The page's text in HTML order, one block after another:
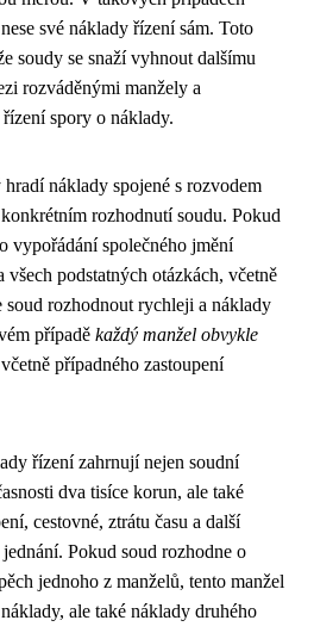
své náklady řízení sám. Toto
soudy se snaží vyhnout dalšímu
rozváděnými manžely a
spory o náklady.
náklady spojené s rozvodem
rozhodnutí soudu. Pokud
vypořádání společného jmění
všech podstatných otázkách, včetně
soud rozhodnout rychleji a náklady
případě každý manžel obvykle
případného zastoupení
řízení zahrnují nejen soudní
dva tisíce korun, ale také
cestovné, ztrátu času a další
Pokud soud rozhodne o
jednoho z manželů, tento manžel
ale také náklady druhého